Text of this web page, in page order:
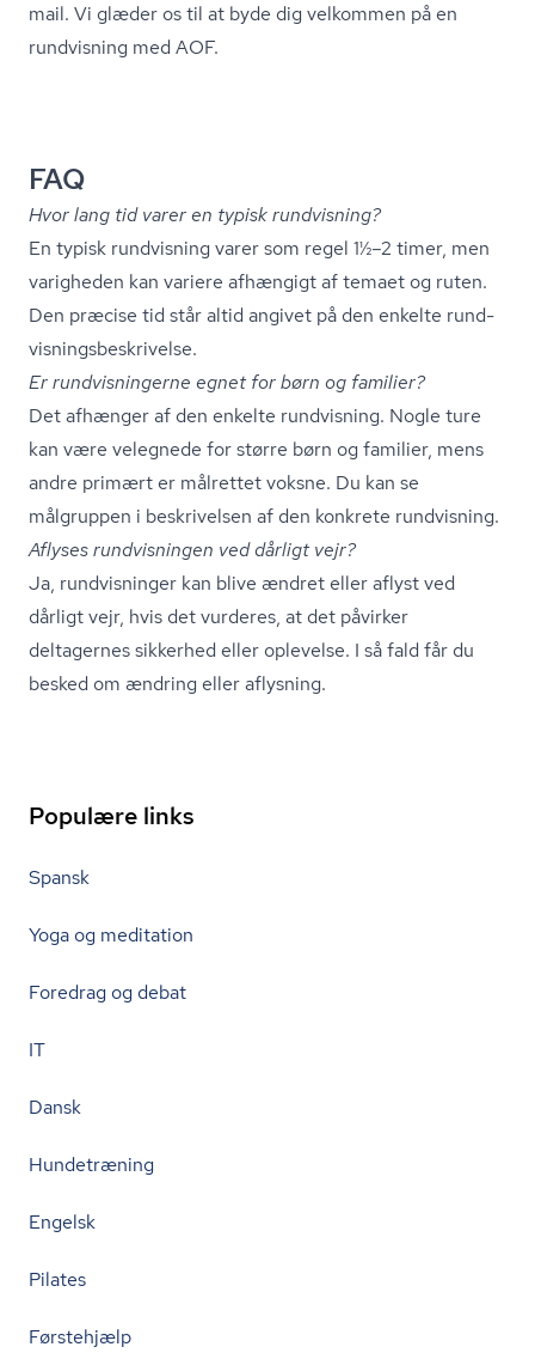
mail. Vi glæder os til at byde dig velkommen på en
rundvisning med AOF.
FAQ
Hvor lang tid varer en typisk rundvisning?
En typisk rundvisning varer som regel 1½–2 timer, men
varigheden kan variere afhængigt af temaet og ruten.
Den præcise tid står altid angivet på den enkelte rund­
vis­nings­be­skri­vel­se.
Er rund­vis­nin­ger­ne egnet for børn og familier?
Det afhænger af den enkelte rundvisning. Nogle ture
kan være velegnede for større børn og familier, mens
andre primært er målrettet voksne. Du kan se
målgruppen i beskrivelsen af den konkrete rundvisning.
Aflyses rundvisningen ved dårligt vejr?
Ja, rundvisninger kan blive ændret eller aflyst ved
dårligt vejr, hvis det vurderes, at det påvirker
deltagernes sikkerhed eller oplevelse. I så fald får du
besked om ændring eller aflysning.
Populære links
Spansk
Yoga og meditation
Foredrag og debat
IT
Dansk
Hundetræning
Engelsk
Pilates
Førstehjælp